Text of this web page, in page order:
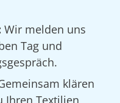
Wir melden uns
Tag und
klären